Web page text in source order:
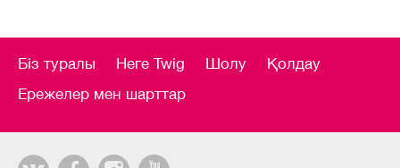
Біз туралы Неге Twig Шолу
Қолдау
Ережелер мен шарттар